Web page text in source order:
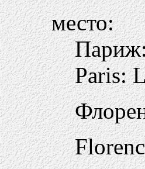
место:
Paris: